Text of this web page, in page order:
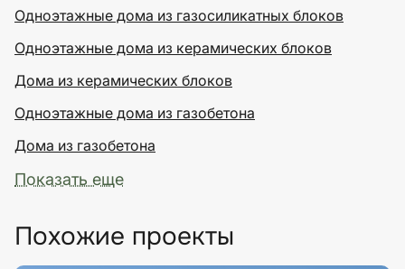
Одноэтажные дома из газосиликатных блоков
Одноэтажные дома из керамических блоков
Дома из керамических блоков
Одноэтажные дома из газобетона
Дома из газобетона
Показать еще
Похожие проекты